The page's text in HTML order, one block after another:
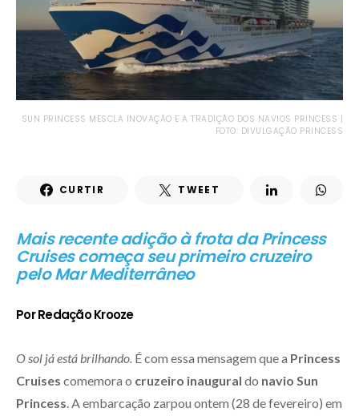
SUN PRINCESS MESCLA INOVAÇÃO E A TRADIÇÃO DOS NAVIOS PRINCESS |
FOTO: DIVULGAÇÃO PRINCESS
CURTIR TWEET
Mais recente adição à frota da Princess
Cruises começa seu primeiro cruzeiro
pelo Mar Mediterrâneo
Por Redação Krooze
O sol já está brilhando. É com essa mensagem que a Princess
Cruises comemora o cruzeiro inaugural do navio Sun
Princess . A embarcação zarpou ontem (28 de fevereiro) em